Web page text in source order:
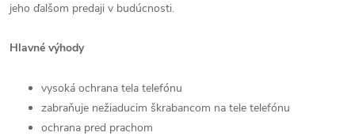
jeho ďalšom predaji v budúcnosti.
Hlavné výhody
vysoká ochrana tela telefónu
zabraňuje nežiaducim škrabancom na tele telefónu
ochrana pred prachom